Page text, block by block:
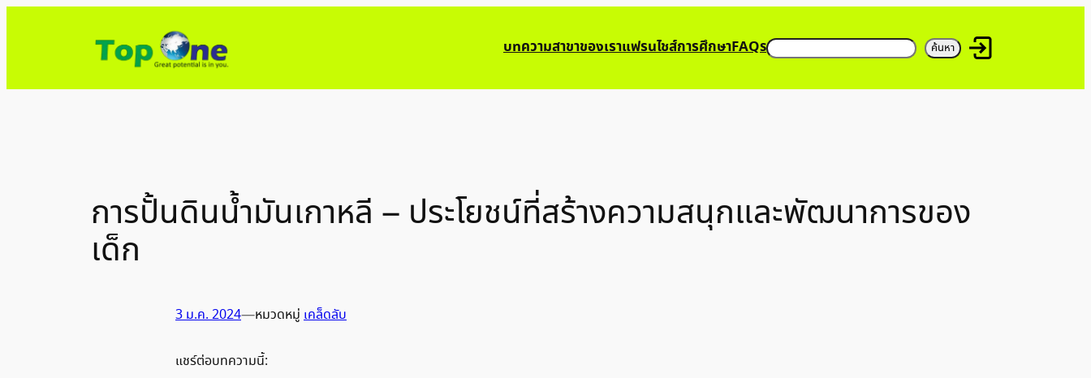
บทความสาขาของเราแฟรนไชส์การศึกษาFAQsค้นหา ค้นหา
การปั้นดินน้ำมันเกาหลี – ประโยชน์ที่สร้างความสนุกและพัฒนาการของ
เด็ก
3 ม.ค. 2024—หมวดหมู่ เคล็ดลับ
แชร์ต่อบทความนี้: